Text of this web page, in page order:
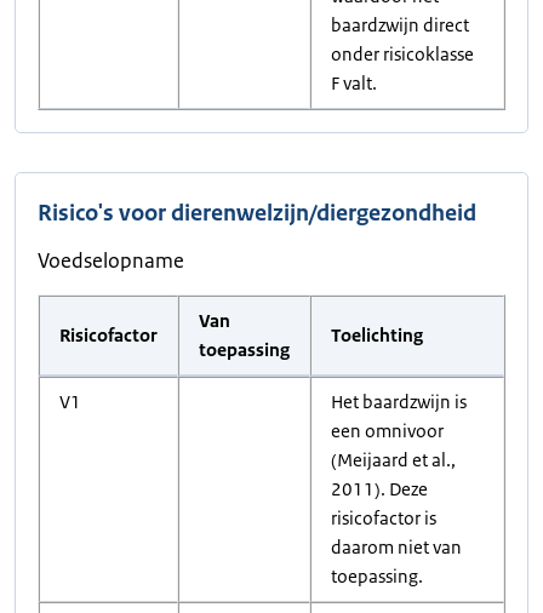
baardzwijn direct
onder risicoklasse
F valt.
Risico's voor dierenwelzijn/diergezondheid
Voedselopname
Risicofactor
Van
toepassing
Toelichting
V1
Het baardzwijn is
een omnivoor
(Meijaard et al.,
2011). Deze
risicofactor is
daarom niet van
toepassing.